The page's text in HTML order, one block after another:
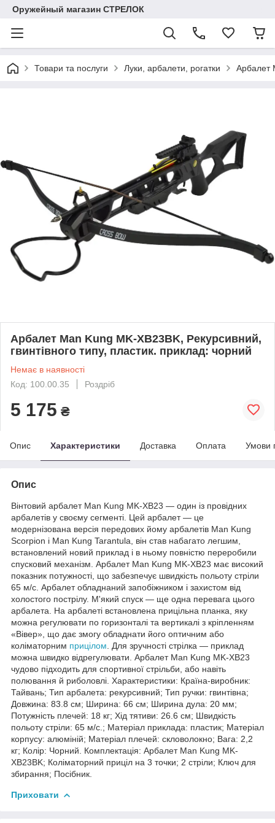
Оружейный магазин СТРЕЛОК
Товари та послуги Луки, арбалети, рогатки Арбалет
Арбалет Man Kung MK-XB23BK, Рекурсивний,
гвинтівного типу, пластик. приклад: чорний
Немає в наявності
Код: 100.00.35
Роздріб
5 175 ₴
Опис Характеристики Доставка Оплата Умови
Опис
Вінтовий арбалет Man Kung MK-XB23 — один із провідних
арбалетів у своєму сегменті. Цей арбалет — це
модернізована версія передових йому арбалетів Man Kung
Scorpion і Man Kung Tarantula, він став набагато легшим,
встановлений новий приклад і в ньому повністю переробили
спусковий механізм. Арбалет Man Kung MK-XB23 має високий
показник потужності, що забезпечує швидкість польоту стріли
65 м/с. Арбалет обладнаний запобіжником і захистом від
холостого пострілу. М'який спуск — ще одна перевага цього
арбалета. На арбалеті встановлена прицільна планка, яку
можна регулювати по горизонталі та вертикалі з кріпленням
«Вівер», що дає змогу обладнати його оптичним або
коліматорним прицілом . Для зручності стрілка — приклад
можна швидко відрегулювати. Арбалет Man Kung MK-XB23
чудово підходить для спортивної стрільби, або навіть
полювання й риболовлі. Характеристики: Країна-виробник:
Тайвань; Тип арбалета: рекурсивний; Тип ручки: гвинтівна;
Довжина: 83.8 см; Ширина: 66 см; Ширина дула: 20 мм;
Потужність плечей: 18 кг; Хід тятиви: 26.6 см; Швидкість
польоту стріли: 65 м/с.; Матеріал приклада: пластик; Матеріал
корпусу: алюміній; Матеріал плечей: скловолокно; Вага: 2,2
кг; Колір: Чорний. Комплектація: Арбалет Man Kung MK-
XB23BK; Коліматорний приціл на 3 точки; 2 стріли; Ключ для
збирання; Посібник.
Приховати